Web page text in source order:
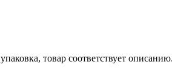
товар соответствует